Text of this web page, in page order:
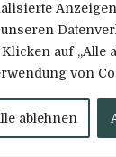
auf „Alle
von
ablehnen